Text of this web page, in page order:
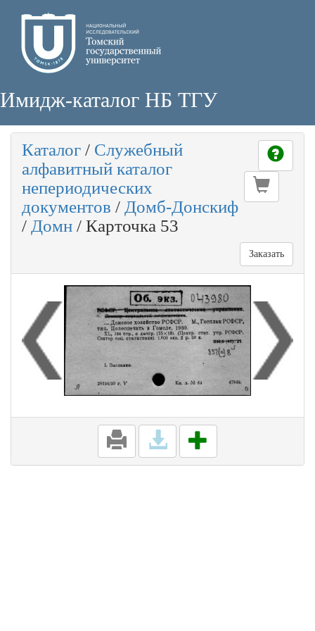
Имидж-каталог НБ ТГУ
Каталог / Служебный
алфавитный каталог
непериодических
документов / Домб-Донскиф
/ Домн / Карточка 53
Заказать